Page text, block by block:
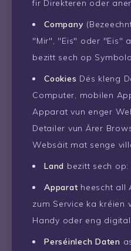
fir Direkteren oder
Company
"Mir", "Eis" oder "Eis"
bezitt sech op
Cookies Dës kleng
Computer, mobilen
Apparat vun enger
Detailer vun Ärer
Websäit mat senge
Land bezitt sech op:
Apparat heescht all
zum Service ka kréien
Handy oder eng
Perséinlech Daten